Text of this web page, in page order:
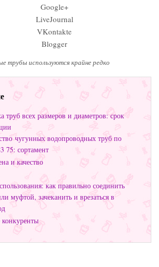
Google+
LiveJournal
VKontakte
Blogger
трубы используются крайне редко
труб всех размеров и диаметров: срок
чугунных водопроводных труб по
75: сортамент
и качество
как правильно соединить
муфтой, зачеканить и врезаться в